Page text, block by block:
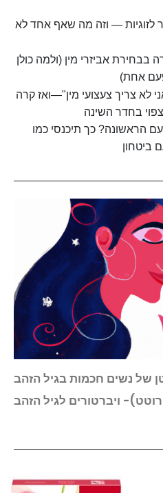
לזוגיות — וזה מה שאף אחד לא
בבחירת אביזרי מין (ולמה כולן
אחת)
לא צריך צעצועי מין"—ואז קרה
בחדר השינה
הראשונה? כך תיכנסי כמו
ביטחון
של נשים חכמות בגיל הזהב
ויברטורים לגיל הזהב